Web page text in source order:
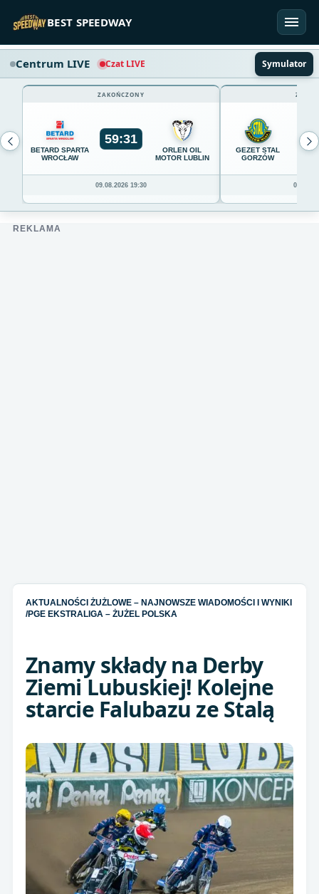
BEST SPEEDWAY
Centrum LIVE Czat LIVE Symulator
ZAKOŃCZONY
BETARD SPARTA
WROCŁAW
59:31
ORLEN OIL
MOTOR LUBLIN
09.08.2026 19:30
GEZET STAL
GORZÓW
54
REKLAMA
AKTUALNOŚCI ŻUŻLOWE – NAJNOWSZE WIADOMOŚCI I WYNIKI
/PGE EKSTRALIGA – ŻUŻEL POLSKA
Znamy składy na Derby
Ziemi Lubuskiej! Kolejne
starcie Falubazu ze Stalą